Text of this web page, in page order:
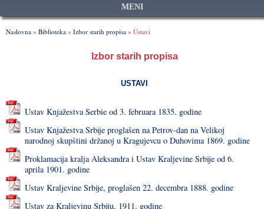
MENI
Naslovna » Biblioteka » Izbor starih propisa » Ustavi
Izbor starih propisa
USTAVI
Ustav Knjažestva Serbie od 3. februara 1835. godine
Ustav Knjažestva Srbije proglašen na Petrov-dan na Velikoj
narodnoj skupštini držanoj u Kragujevcu o Duhovima 1869. godine
Proklamacija kralјa Aleksandra i Ustav Kralјevine Srbije od 6.
aprila 1901. godine
Ustav Kraljevine Srbije, proglašen 22. decembra 1888. godine
Ustav za Kraljevinu Srbiju, 1911. godine